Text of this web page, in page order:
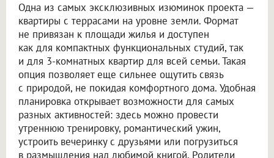
Одна из самых эксклюзивных изюминок проекта —
квартиры с террасами на уровне земли. Формат
не привязан к площади жилья и доступен
как для компактных функциональных студий, так
и для 3-комнатных квартир для всей семьи. Такая
опция позволяет еще сильнее ощутить связь
с природой, не покидая комфортного дома. Удобная
планировка открывает возможности для самых
разных активностей: здесь можно провести
утреннюю тренировку, романтический ужин,
устроить вечеринку с друзьями или погрузиться
в размышления над любимой книгой. Родители